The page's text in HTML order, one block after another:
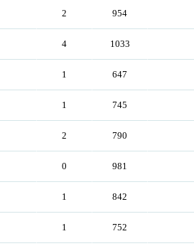
2 954
4 1033
1 647
1 745
2 790
0 981
1 842
1 752